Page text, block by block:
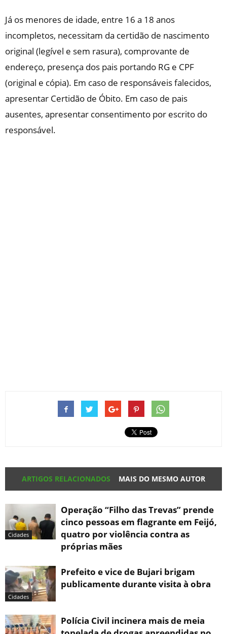
Já os menores de idade, entre 16 a 18 anos
incompletos, necessitam da certidão de nascimento
original (legível e sem rasura), comprovante de
endereço, presença dos pais portando RG e CPF
(original e cópia). Em caso de responsáveis falecidos,
apresentar Certidão de Óbito. Em caso de pais
ausentes, apresentar consentimento por escrito do
responsável.
ARTIGOS RELACIONADOS MAIS DO MESMO AUTOR
Cidades
Operação “Filho das Trevas” prende
cinco pessoas em flagrante em Feijó,
quatro por violência contra as
próprias mães
Cidades
Prefeito e vice de Bujari brigam
publicamente durante visita à obra
Polícia Civil incinera mais de meia